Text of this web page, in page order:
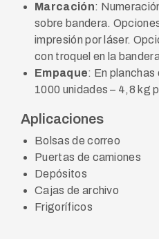
Marcación:
sobre bandera.
impresión por láser.
con troquel en la
Empaque: En planchas
1000 unidades – 4,8 kg
Aplicaciones
Bolsas de correo
Puertas de camiones
Depósitos
Cajas de archivo
Frigoríficos